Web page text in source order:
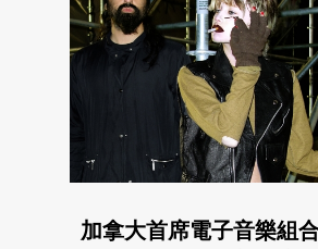
加拿大首席電子音樂